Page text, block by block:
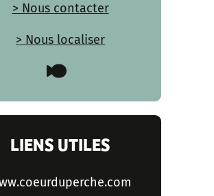
> Nous contacter
> Nous localiser
LIENS UTILES